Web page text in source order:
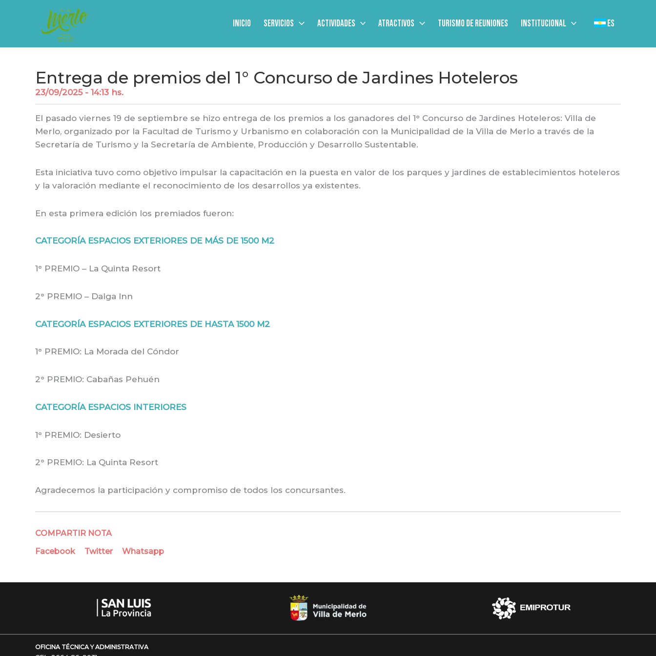
contenido
Inicio Servicios Actividades Atractivos Turismo de Reuniones Institucional ES
Entrega de premios del 1° Concurso de Jardines Hoteleros
23/09/2025 - 14:13 hs.
El pasado viernes 19 de septiembre se hizo entrega de los premios a los ganadores del 1° Concurso de Jardines Hoteleros: Villa de
Merlo, organizado por la Facultad de Turismo y Urbanismo en colaboración con la Municipalidad de la Villa de Merlo a través de la
Secretaría de Turismo y la Secretaría de Ambiente, Producción y Desarrollo Sustentable.
Esta iniciativa tuvo como objetivo impulsar la capacitación en la puesta en valor de los parques y jardines de establecimientos hoteleros
y la valoración mediante el reconocimiento de los desarrollos ya existentes.
En esta primera edición los premiados fueron:
CATEGORÍA ESPACIOS EXTERIORES DE MÁS DE 1500 M2
1° PREMIO – La Quinta Resort
2° PREMIO – Dalga Inn
CATEGORÍA ESPACIOS EXTERIORES DE HASTA 1500 M2
1° PREMIO: La Morada del Cóndor
2° PREMIO: Cabañas Pehuén
CATEGORÍA ESPACIOS INTERIORES
1° PREMIO: Desierto
2° PREMIO: La Quinta Resort
Agradecemos la participación y compromiso de todos los concursantes.
COMPARTIR NOTA
Facebook
Twitter Whatsapp
OFICINA TÉCNICA Y ADMINISTRATIVA